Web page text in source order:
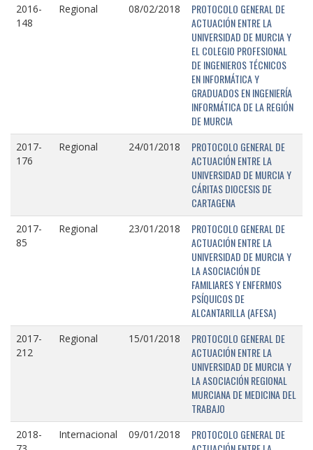
2016-
148
Regional 08/02/2018
PROTOCOLO GENERAL DE
ACTUACIÓN ENTRE LA
UNIVERSIDAD DE MURCIA Y
EL COLEGIO PROFESIONAL
DE INGENIEROS TÉCNICOS
EN INFORMÁTICA Y
GRADUADOS EN INGENIERÍA
INFORMÁTICA DE LA REGIÓN
DE MURCIA
2017-
176
Regional 24/01/2018
PROTOCOLO GENERAL DE
ACTUACIÓN ENTRE LA
UNIVERSIDAD DE MURCIA Y
CÁRITAS DIOCESIS DE
CARTAGENA
2017-
85
Regional 23/01/2018
PROTOCOLO GENERAL DE
ACTUACIÓN ENTRE LA
UNIVERSIDAD DE MURCIA Y
LA ASOCIACIÓN DE
FAMILIARES Y ENFERMOS
PSÍQUICOS DE
ALCANTARILLA (AFESA)
2017-
212
Regional 15/01/2018
PROTOCOLO GENERAL DE
ACTUACIÓN ENTRE LA
UNIVERSIDAD DE MURCIA Y
LA ASOCIACIÓN REGIONAL
MURCIANA DE MEDICINA DEL
TRABAJO
2018-
Internacional 09/01/2018
PROTOCOLO GENERAL DE